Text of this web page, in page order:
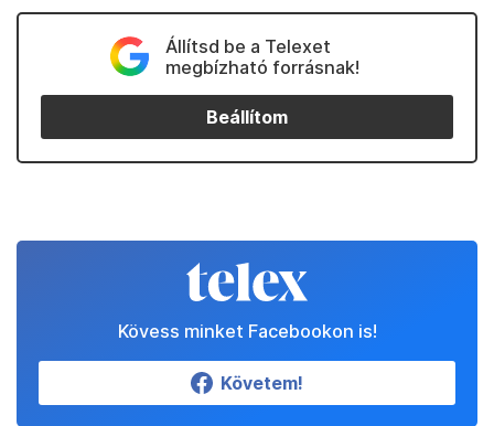
Állítsd be a Telexet
megbízható forrásnak!
Beállítom
Kövess minket Facebookon is!
Követem!